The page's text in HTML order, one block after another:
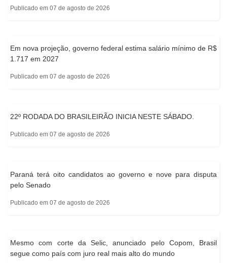
Publicado em 07 de agosto de 2026
Em nova projeção, governo federal estima salário mínimo de R$
1.717 em 2027
Publicado em 07 de agosto de 2026
22º RODADA DO BRASILEIRÃO INICIA NESTE SÁBADO.
Publicado em 07 de agosto de 2026
Paraná terá oito candidatos ao governo e nove para disputa
pelo Senado
Publicado em 07 de agosto de 2026
Mesmo com corte da Selic, anunciado pelo Copom, Brasil
segue como país com juro real mais alto do mundo